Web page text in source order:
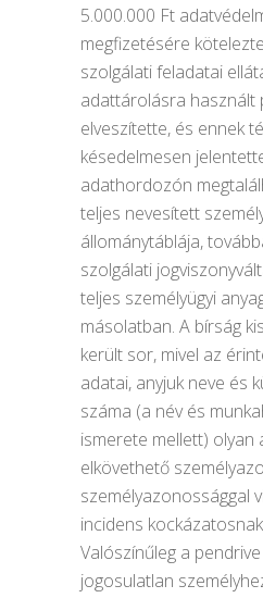
5.000.000 Ft
megfizetésére
szolgálati feladatai
adattárolásra használt
elveszítette, és ennek
késedelmesen
adathordozón
teljes nevesített
állománytáblája,
szolgálati
teljes személyügyi
másolatban. A bírság
került sor, mivel az
adatai, anyjuk neve és
száma (a név és
ismerete mellett) olyan
elkövethető
személyazonossággal
incidens
Valószínűleg a
jogosulatlan